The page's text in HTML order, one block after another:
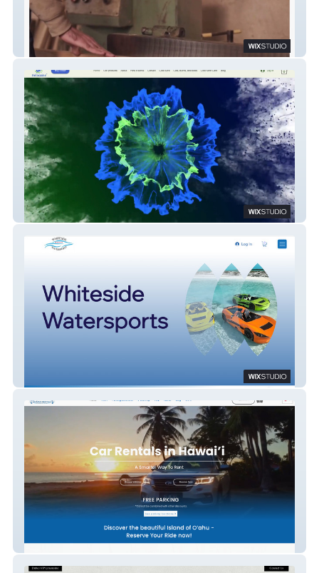
Urban Reclaimed Co
Helocaine
Akamai Rentals